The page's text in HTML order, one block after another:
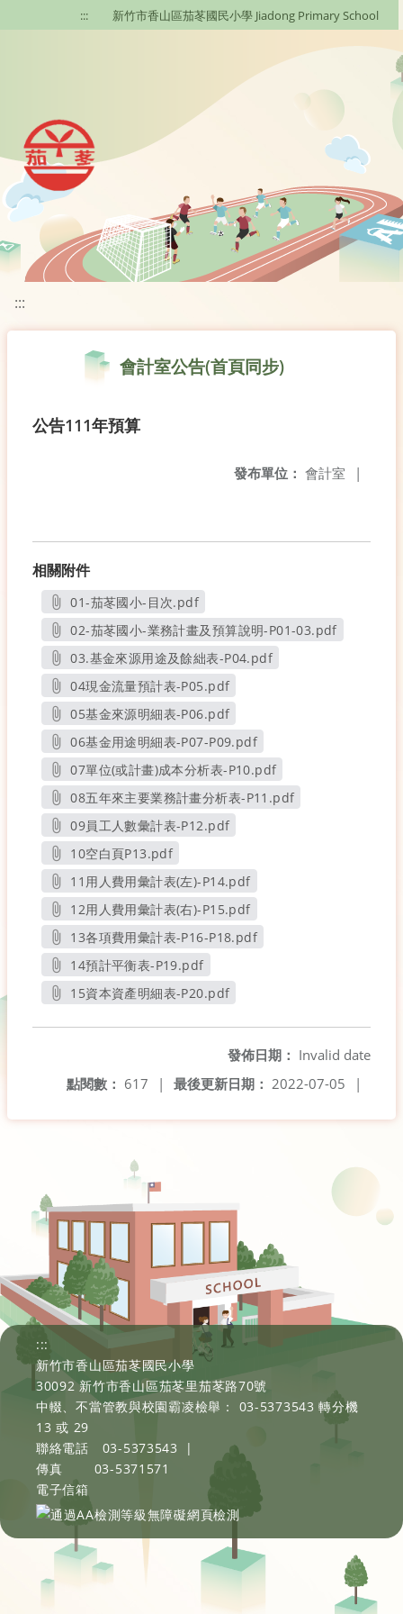
移至網頁之主要內容區位置
::: 新竹市香山區茄苳國民小學 Jiadong Primary School
:::
會計室公告(首頁同步)
公告111年預算
發布單位： 會計室 |
相關附件
01-茄苳國小-目次.pdf
另開新視窗
02-茄苳國小-業務計畫及預算說明-P01-03.pdf
另開新視窗
03.基金來源用途及餘絀表-P04.pdf
另開新視窗
04現金流量預計表-P05.pdf
另開新視窗
05基金來源明細表-P06.pdf
另開新視窗
06基金用途明細表-P07-P09.pdf
另開新視窗
07單位(或計畫)成本分析表-P10.pdf
另開新視窗
08五年來主要業務計畫分析表-P11.pdf
另開新視窗
09員工人數彙計表-P12.pdf
另開新視窗
10空白頁P13.pdf
另開新視窗
11用人費用彙計表(左)-P14.pdf
另開新視窗
12用人費用彙計表(右)-P15.pdf
另開新視窗
13各項費用彙計表-P16-P18.pdf
另開新視窗
14預計平衡表-P19.pdf
另開新視窗
15資本資產明細表-P20.pdf
發佈日期： Invalid date
最後更新日期： 2022-07-05 |
點閱數： 617 |
:::
新竹市香山區茄苳國民小學
30092 新竹市香山區茄苳里茄苳路70號
中輟、不當管教與校園霸凌檢舉： 03-5373543 轉分機
13 或 29
聯絡電話
03-5373543
|
傳真
03-5371571
電子信箱